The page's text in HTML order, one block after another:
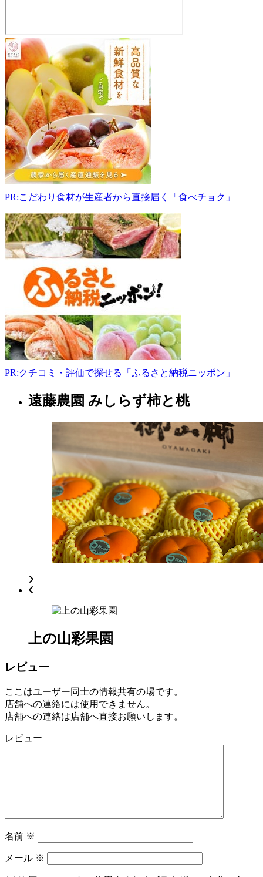
ナ
ガ
ダ
ン
フ
ル
ー
ツ
ガ
ー
デ
ン
0401
福
島
県
岩
瀬
蒲
之
沢
町
216
5519
PR:こだわり食材が生産者から直接届く「食べチョク」
PR:クチコミ・評価で探せる「ふるさと納税ニッポン」
福
遠藤農園 みしらず柿と桃
上の山彩果園
レビュー
ここはユーザー同士の情報共有の場です。
店舗への連絡には使用できません。
店舗への連絡は店舗へ直接お願いします。
レビュー
名前 ※
メール ※